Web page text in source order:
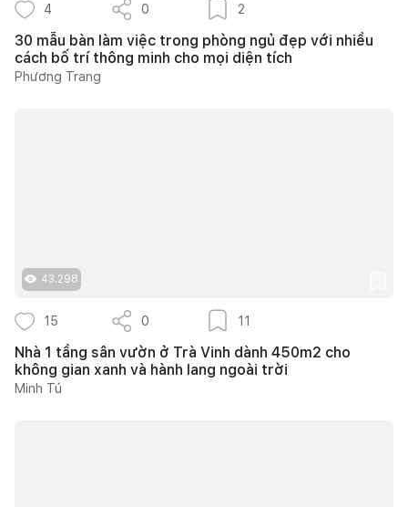
4 0 2
30 mẫu bàn làm việc trong phòng ngủ đẹp với nhiều
cách bố trí thông minh cho mọi diện tích
Phương Trang
43.298
15 0 11
Nhà 1 tầng sân vườn ở Trà Vinh dành 450m2 cho
không gian xanh và hành lang ngoài trời
Minh Tú